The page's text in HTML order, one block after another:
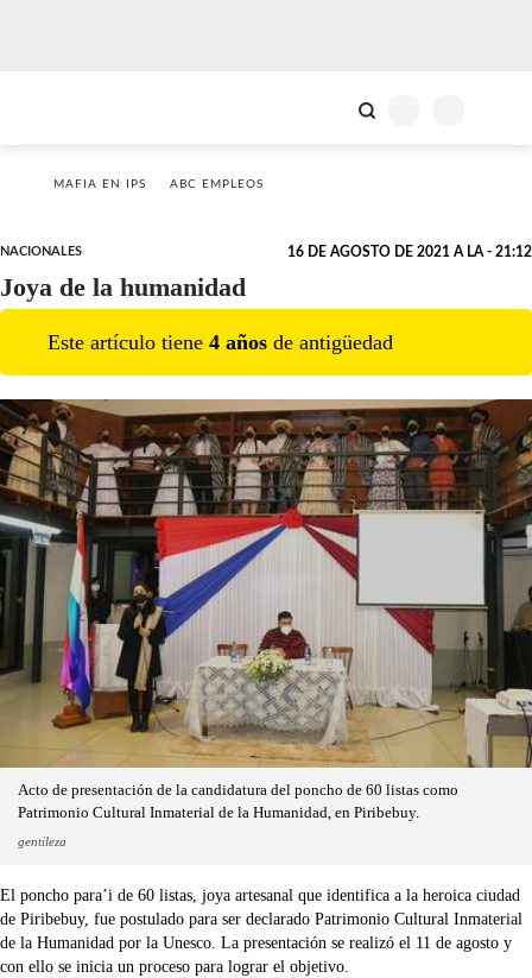
MAFIA EN IPS ABC EMPLEOS
NACIONALES 16 DE AGOSTO DE 2021 A LA - 21:12
Joya de la humanidad
Este artículo tiene 4 años de antigüedad
Acto de presentación de la candidatura del poncho de 60 listas como
Patrimonio Cultural Inmaterial de la Humanidad, en Piribebuy.
gentileza
El poncho para’i de 60 listas, joya artesanal que identifica a la heroica ciudad
de Piribebuy, fue postulado para ser declarado Patrimonio Cultural Inmaterial
de la Humanidad por la Unesco. La presentación se realizó el 11 de agosto y
con ello se inicia un proceso para lograr el objetivo.